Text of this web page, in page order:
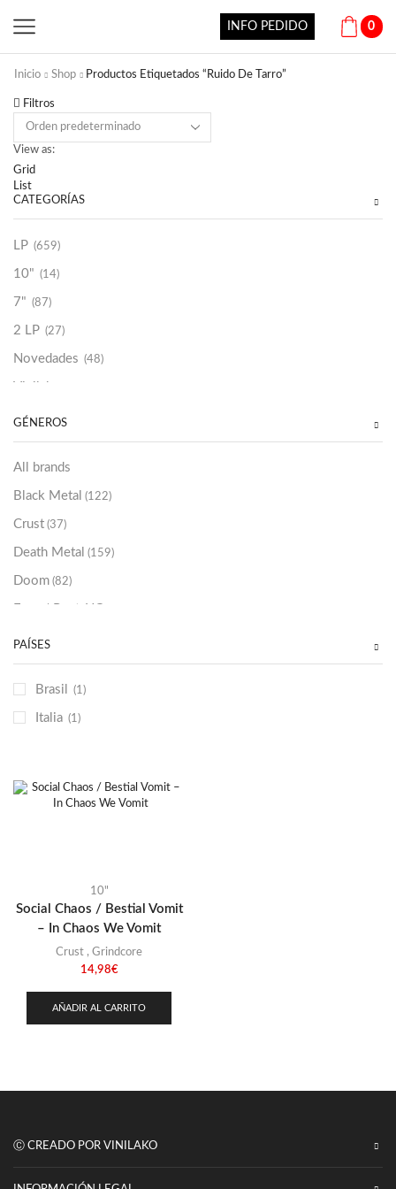
INFO PEDIDO 0
Inicio Shop Productos Etiquetados “Ruido De Tarro”
Filtros
View as:
Grid
List
CATEGORÍAS
LP (659)
10" (14)
7" (87)
2 LP (27)
Novedades (48)
Vinilako
Sold Out
GÉNEROS
All brands
Black Metal (122)
Crust (37)
Death Metal (159)
Doom (82)
Emo / Post-HC
Grindcore
Hard Rock (48)
Hardcore (153)
Heavy Metal
Prog (25)
(146)
(108)
PAÍSES
Brasil (1)
Italia (1)
10"
Social Chaos / Bestial Vomit
– In Chaos We Vomit
Crust , Grindcore
14,98€
AÑADIR AL CARRITO
Ⓒ CREADO POR VINILAKO